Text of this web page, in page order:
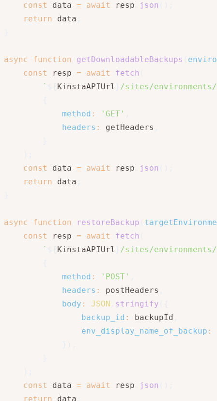
const
data = await resp json
return data
async function getDownloadableBackups
const
resp = await fetch
`
KinstaAPIUrl
/sites/environments/
method : 'GET'
headers : getHeaders
const
data = await resp json
return data
async function restoreBackup
const
resp = await fetch
`
KinstaAPIUrl
/sites/environments/
method : 'POST'
headers : postHeaders
body : JSON stringify
backup_id : backupId
env_display_name_of_backup :
const
data = await resp json
return data